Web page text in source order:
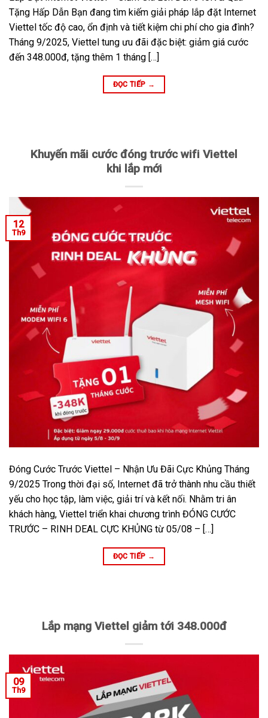
Tặng Hấp Dẫn Bạn đang tìm kiếm giải pháp lắp đặt Internet
Viettel tốc độ cao, ổn định và tiết kiệm chi phí cho gia đình?
Tháng 9/2025, Viettel tung ưu đãi đặc biệt: giảm giá cước
đến 348.000đ, tặng thêm 1 tháng […]
ĐỌC TIẾP →
Khuyến mãi cước đóng trước wifi Viettel
khi lắp mới
12
Th9
Đóng Cước Trước Viettel – Nhận Ưu Đãi Cực Khủng Tháng
9/2025 Trong thời đại số, Internet đã trở thành nhu cầu thiết
yếu cho học tập, làm việc, giải trí và kết nối. Nhằm tri ân
khách hàng, Viettel triển khai chương trình ĐÓNG CƯỚC
TRƯỚC – RINH DEAL CỰC KHỦNG từ 05/08 – […]
ĐỌC TIẾP →
Lắp mạng Viettel giảm tới 348.000đ
09
Th9